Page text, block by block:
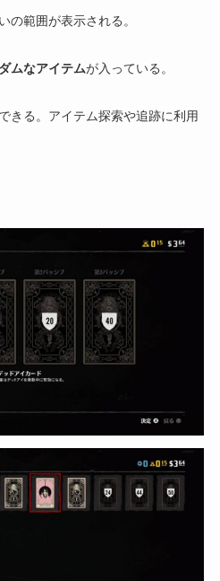
の範囲が表示される。
ムなアイテムが入っている。
きる。アイテム探索や追跡に利用